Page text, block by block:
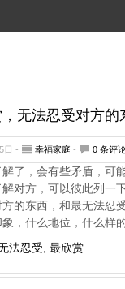
无法忍受对方的
日 - 幸福家庭 - 0 条评
了，会有些矛盾，可
对方，可以彼此列一
的东西，和最无法忍
，什么地位，什么样
法忍受 最欣赏